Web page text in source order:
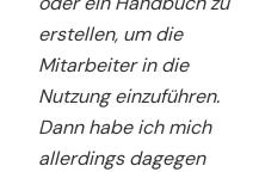
erstellen, um die
Mitarbeiter in die
Nutzung einzuführen.
Dann habe ich mich
allerdings dagegen